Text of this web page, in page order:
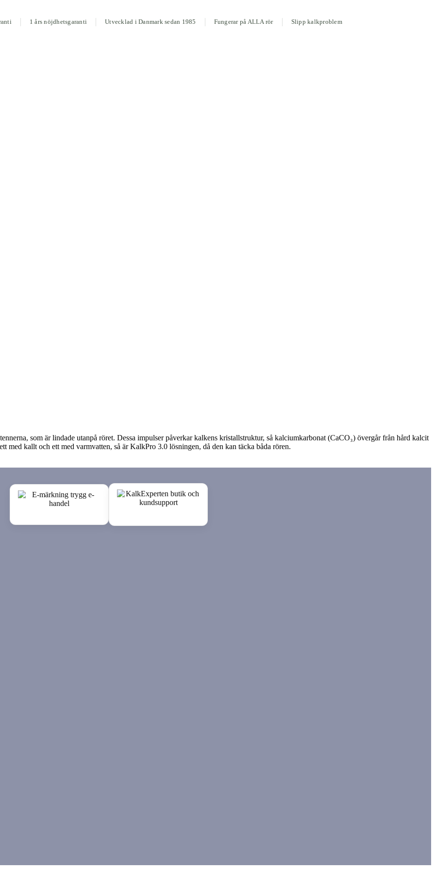
1 års nöjdhetsgaranti Utvecklad i Danmark sedan 1985 Fungerar på ALLA rör Slipp kalkproblem
som är lindade utanpå röret. Dessa impulser påverkar kalkens kristallstruktur, så kalciumkarbonat (CaCO₃) övergår från hård kalcit
med kallt och ett med varmvatten, så är KalkPro 3.0 lösningen, då den kan täcka båda rören.